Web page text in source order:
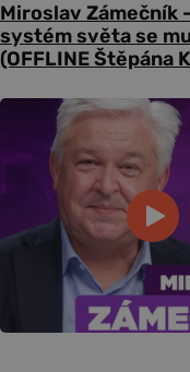
Miroslav Zámečník
systém světa se
(OFFLINE Štěpána